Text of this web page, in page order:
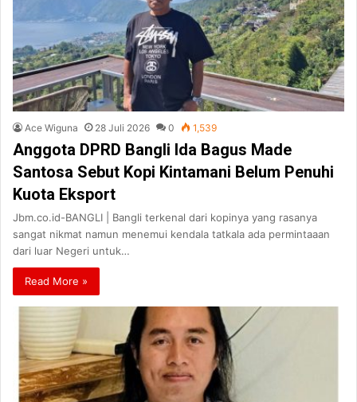
Ace Wiguna 28 Juli 2026 0 1,539
Anggota DPRD Bangli Ida Bagus Made
Santosa Sebut Kopi Kintamani Belum Penuhi
Kuota Eksport
Jbm.co.id-BANGLI | Bangli terkenal dari kopinya yang rasanya
sangat nikmat namun menemui kendala tatkala ada permintaaan
dari luar Negeri untuk…
Read More »